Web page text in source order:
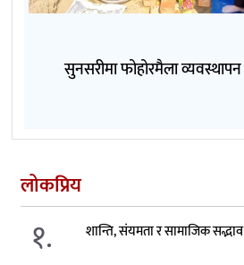
सुनसरीमा फोहोरमैला
लोकप्रिय
१. शान्ति, संयमता र सामाजिक